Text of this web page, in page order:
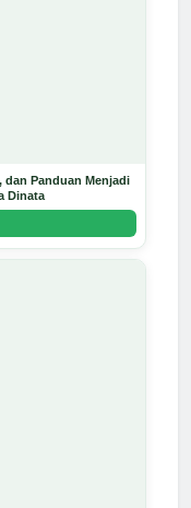
dan Panduan Menjadi
Dinata